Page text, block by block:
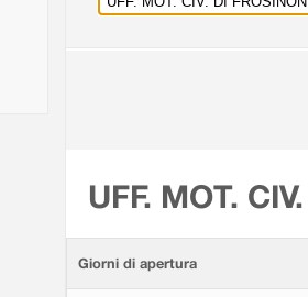
UFF. MOT.
Giorni di apertura